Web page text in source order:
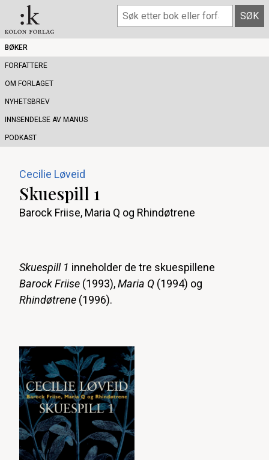
BØKER
FORFATTERE
OM FORLAGET
NYHETSBREV
INNSENDELSE AV MANUS
PODKAST
Cecilie Løveid
Skuespill 1
Barock Friise, Maria Q og Rhindøtrene
Skuespill 1 inneholder de tre skuespillene
Barock Friise (1993),Maria Q (1994) og
Rhindøtrene (1996).